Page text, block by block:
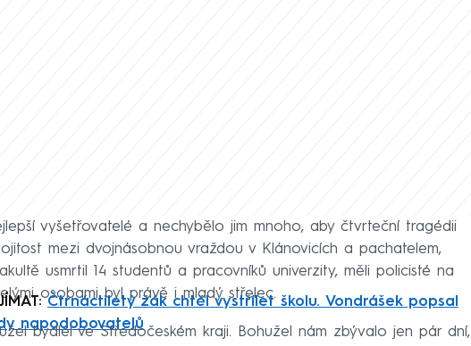
vyšetřovatelé a nechybělo jim mnoho, aby čtvrteční tragédii
mezi dvojnásobnou vraždou v Klánovicích a pachatelem,
usmrtil 14 studentů a pracovníků univerzity, měli policisté na
osobami byl právě i mladý střelec.
Čtrnáctiletý žák chtěl vystřílet školu. Vondrášek popsal
napodobovatelů
bydlel ve Středočeském kraji. Bohužel nám zbývalo jen pár dní,